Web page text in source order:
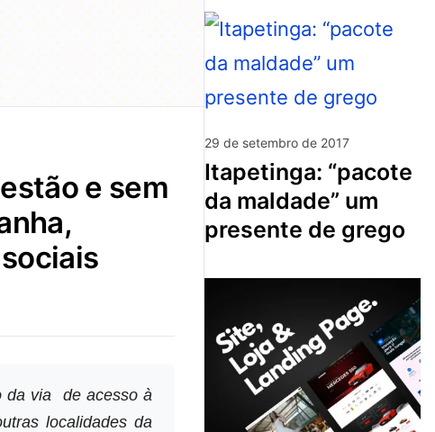
da via de acesso à
localidades da
29 de setembro de 2017
itapetinga: “pacote
da maldade” um
presente de grego